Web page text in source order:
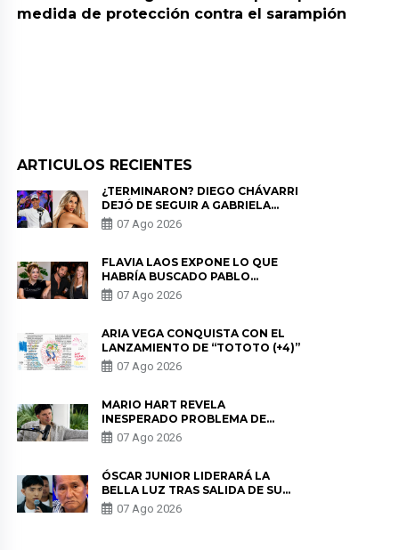
medida de protección contra el sarampión
ARTICULOS RECIENTES
¿TERMINARON? DIEGO CHÁVARRI
DEJÓ DE SEGUIR A GABRIELA
HERRERA Y ANUNCIA SU SALIDA
DE PÓDCAST
07 Ago 2026
FLAVIA LAOS EXPONE LO QUE
HABRÍA BUSCADO PABLO
HEREDIA CON ALE FULLER: “UNA
DE LAS PARTES QUERÍA EL
07 Ago 2026
ARIA VEGA CONQUISTA CON EL
LANZAMIENTO DE “TOTOTO (+4)”
07 Ago 2026
MARIO HART REVELA
INESPERADO PROBLEMA DE
SALUD ANTES DE SEPARARSE DE
KORINA: “ME ENCONTRARON UN
07 Ago 2026
ÓSCAR JUNIOR LIDERARÁ LA
BELLA LUZ TRAS SALIDA DE SU
PADRE POR POLÉMICA CON
NALDY SALDAÑA
07 Ago 2026